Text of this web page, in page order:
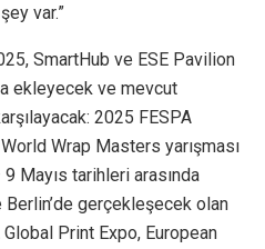
var.”
SmartHub ve ESE Pavilion
ekleyecek ve mevcut
2025 FESPA
Wrap Masters yarışması
Mayıs tarihleri ​​arasında
Berlin’de gerçekleşecek olan
Print Expo, European